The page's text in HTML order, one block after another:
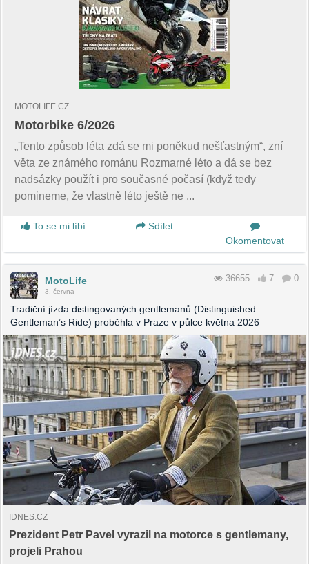
MOTOLIFE.CZ
Motorbike 6/2026
„Tento způsob léta zdá se mi poněkud nešťastným“, zní
věta ze známého románu Rozmarné léto a dá se bez
nadsázky použít i pro současné počasí (když tedy
pomineme, že vlastně léto ještě ne ...
To se mi líbí
Sdílet
Okomentovat
MotoLife
3. června
36655 7 0
Tradiční jízda distingovaných gentlemanů (Distinguished
Gentleman’s Ride) proběhla v Praze v půlce května 2026
IDNES.CZ
Prezident Petr Pavel vyrazil na motorce s gentlemany,
projeli Prahou